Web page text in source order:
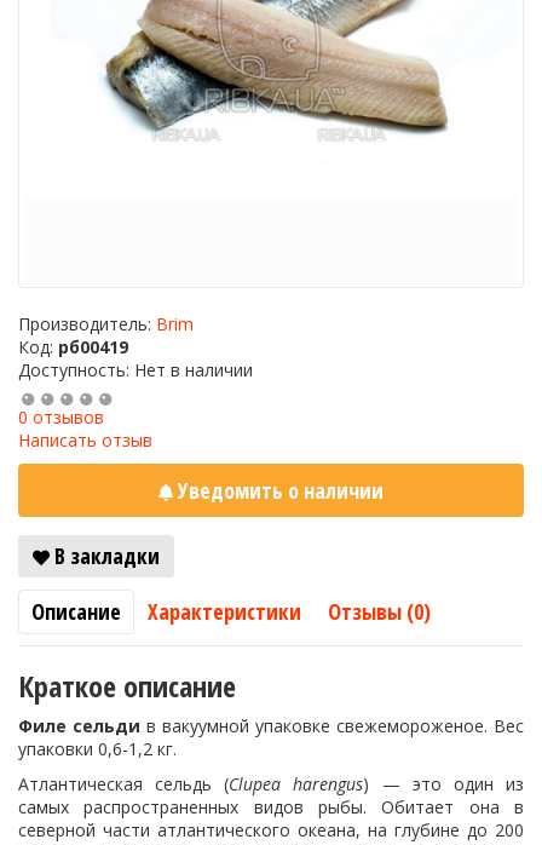
Производитель: Brim
Код: рб00419
Доступность: Нет в наличии
0 отзывов
Написать отзыв
Уведомить о наличии
В закладки
Описание
Характеристики Отзывы (0)
Краткое описание
Филе сельди в вакуумной упаковке свежемороженое. Вес
упаковки 0,6-1,2 кг.
Атлантическая сельдь (Clupea harengus) — это один из
самых распространенных видов рыбы. Обитает она в
северной части атлантического океана, на глубине до 200